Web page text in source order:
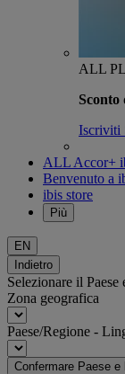
ALL
Iscriviti
ALL Accor+
Benvenuto a
ibis store
Più
EN
Indietro
Selezionare il
Zona geografica
Paese/Regione -
Confermare Paese e